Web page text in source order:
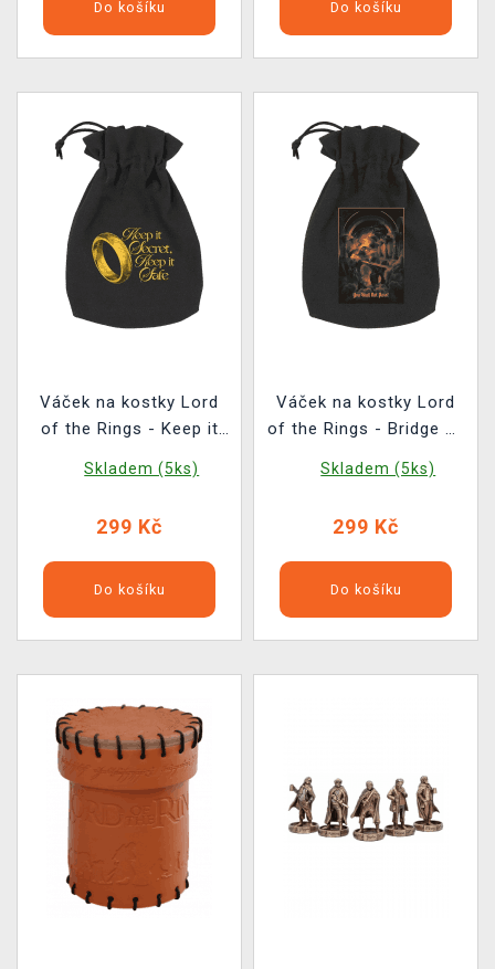
Do košíku Do košíku
Váček na kostky Lord
of the Rings - Keep it
Skladem (5ks)
299 Kč
Do košíku
Váček na kostky Lord
of the Rings - Bridge of
Skladem (5ks)
299 Kč
Do košíku